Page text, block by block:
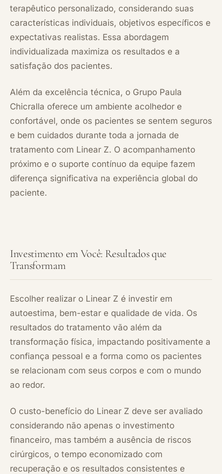
terapêutico personalizado, considerando suas
características individuais, objetivos específicos e
expectativas realistas. Essa abordagem
individualizada maximiza os resultados e a
satisfação dos pacientes.
Além da excelência técnica, o Grupo Paula
Chicralla oferece um ambiente acolhedor e
confortável, onde os pacientes se sentem seguros
e bem cuidados durante toda a jornada de
tratamento com Linear Z. O acompanhamento
próximo e o suporte contínuo da equipe fazem
diferença significativa na experiência global do
paciente.
Investimento em Você: Resultados que
Transformam
Escolher realizar o Linear Z é investir em
autoestima, bem-estar e qualidade de vida. Os
resultados do tratamento vão além da
transformação física, impactando positivamente a
confiança pessoal e a forma como os pacientes
se relacionam com seus corpos e com o mundo
ao redor.
O custo-benefício do Linear Z deve ser avaliado
considerando não apenas o investimento
financeiro, mas também a ausência de riscos
cirúrgicos, o tempo economizado com
recuperação e os resultados consistentes e